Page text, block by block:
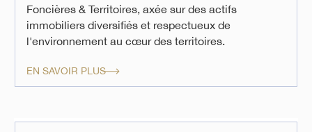
Foncières & Territoires, axée sur des actifs
immobiliers diversifiés et respectueux de
l'environnement au cœur des territoires.
EN SAVOIR PLUS